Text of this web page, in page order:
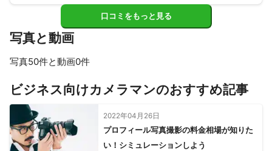
口コミをもっと見る
写真と動画
写真50件と動画0件
すべて見る
ビジネス向けカメラマンのおすすめ記事
2022年04月26日
プロフィール写真撮影の料金相場が知りた
い！シミュレーションしよう